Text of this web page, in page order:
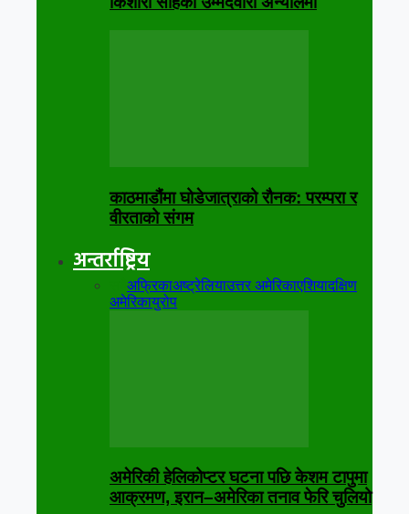
काठमाडौंमा घोडेजात्राको रौनक: परम्परा र
वीरताको संगम
अन्तर्राष्ट्रिय
अफ्रिकाअष्ट्रेलियाउत्तर अमेरिकाएशियादक्षिण
अमेरिकायुरोप
अमेरिकी हेलिकोप्टर घटना पछि केशम टापुमा
आक्रमण, इरान–अमेरिका तनाव फेरि चुलियो